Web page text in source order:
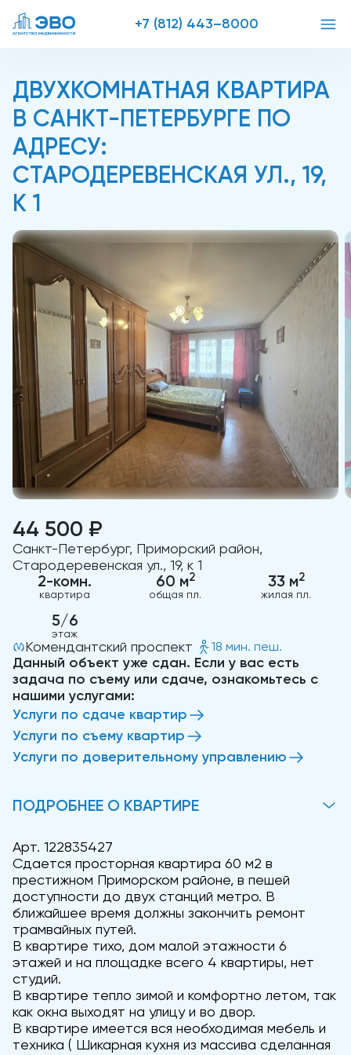
+7 (812) 443–8000
ДВУХКОМНАТНАЯ КВАРТИРА
В САНКТ-ПЕТЕРБУРГЕ ПО
АДРЕСУ:
СТАРОДЕРЕВЕНСКАЯ УЛ., 19,
К 1
44 500 ₽
Санкт-Петербург, Приморский район,
Стародеревенская ул., 19, к 1
2-комн.
квартира
60 м2
общая пл.
33 м2
жилая пл.
5/6
этаж
Комендантский проспект 18 мин. пеш.
Данный объект уже сдан. Если у вас есть
задача по съему или сдаче, ознакомьтесь с
нашими услугами:
Услуги по сдаче квартир
Услуги по съему квартир
Услуги по доверительному управлению
ПОДРОБНЕЕ О КВАРТИРЕ
Арт. 122835427
Сдается просторная квартира 60 м2 в
престижном Приморском районе, в пешей
доступности до двух станций метро. В
ближайшее время должны закончить ремонт
трамвайных путей.
В квартире тихо, дом малой этажности 6
этажей и на площадке всего 4 квартиры, нет
студий.
В квартире тепло зимой и комфортно летом, так
как окна выходят на улицу и во двор.
В квартире имеется вся необходимая мебель и
техника ( Шикарная кухня из массива сделанная